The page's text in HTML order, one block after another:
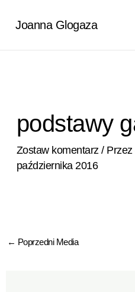
Joanna Glogaza
podstawy
Zostaw komentarz / Przez
października 2016
← Poprzedni Media